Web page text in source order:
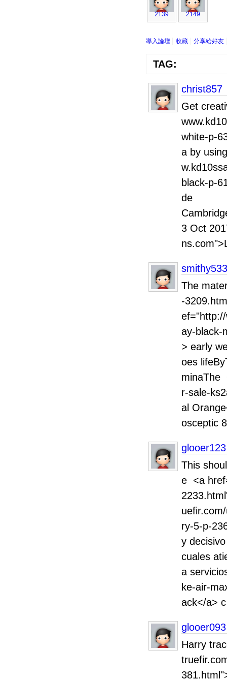
2139 2149
導入論壇 收藏 分享給好友
TAG:
christ857
Get
white-p-
a by
black-p-
de
3 Oct
The
-
ay-black-
> early
oes
minaThe
r-sale-
al
osceptic
glooer123
This
e <a
ry-5-p-
y
cuales
a
ke-air-
ack</a> c
glooer093
Harry